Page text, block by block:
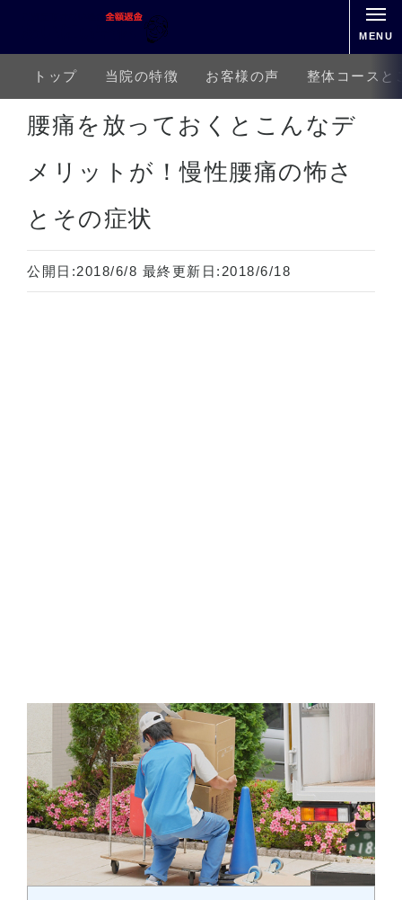
MENU
トップ 当院の特徴 お客様の声 整体コースと
ホーム 下半身の痛み 腰痛 腰痛を放っておくとこんなデメリットが！慢性腰痛の怖さとその症状
腰痛を放っておくとこんなデ
メリットが！慢性腰痛の怖さ
とその症状
公開日:2018/6/8 最終更新日: 2018/6/18